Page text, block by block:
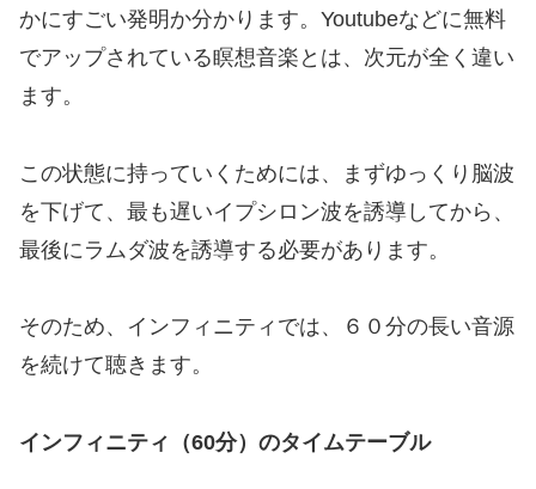
かにすごい発明か分かります。Youtubeなどに無料
でアップされている瞑想音楽とは、次元が全く違い
ます。
この状態に持っていくためには、まずゆっくり脳波
を下げて、最も遅いイプシロン波を誘導してから、
最後にラムダ波を誘導する必要があります。
そのため、インフィニティでは、６０分の長い音源
を続けて聴きます。
インフィニティ（60分）のタイムテーブル